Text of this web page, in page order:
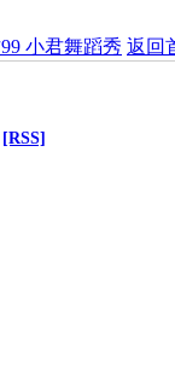
小君舞蹈秀 返回
[RSS]